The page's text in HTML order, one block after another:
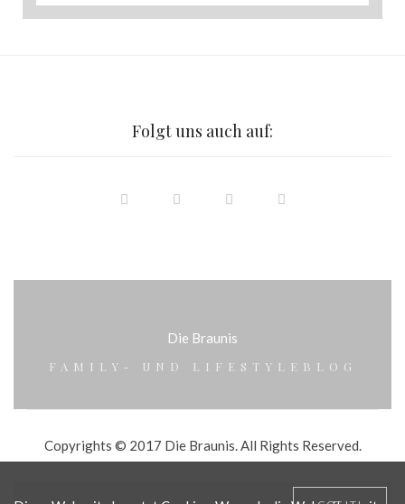
Folgt uns auch auf:
Die Braunis
FAMILY- UND LIFESTYLEBLOG
Copyrights © 2017 Die Braunis. All Rights Reserved.